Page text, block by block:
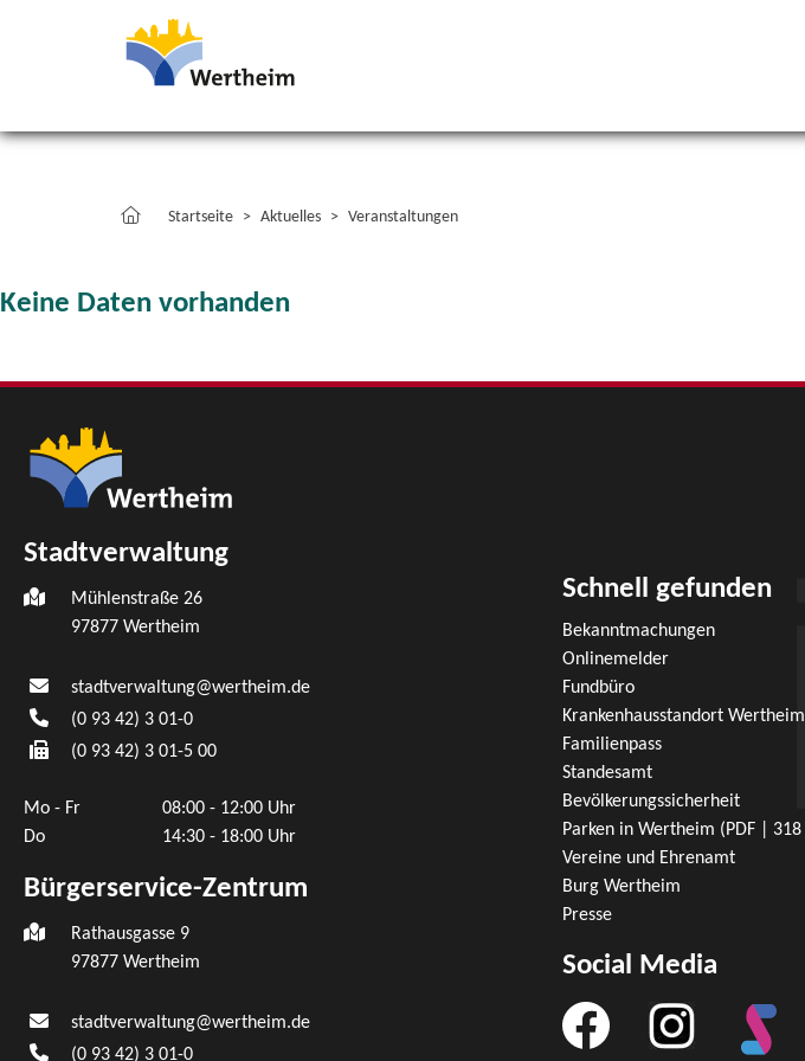
Startseite Aktuelles Veranstaltungen
Keine Daten vorhanden
Stadtverwaltung
Mühlenstraße 26
97877 Wertheim
stadtverwaltung@wertheim.de
(0 93 42) 3 01-0
(0 93 42) 3 01-5 00
Mo - Fr
08:00 - 12:00 Uhr
Do
14:30 - 18:00 Uhr
Bürgerservice-Zentrum
Rathausgasse 9
97877 Wertheim
stadtverwaltung@wertheim.de
(0 93 42) 3 01-0
Schnell gefunden
Bekanntmachungen
Onlinemelder
Fundbüro
Krankenhausstandort Wertheim
Familienpass
Standesamt
Bevölkerungssicherheit
Parken in Wertheim (PDF | 318
Vereine und Ehrenamt
Burg Wertheim
Presse
Social Media